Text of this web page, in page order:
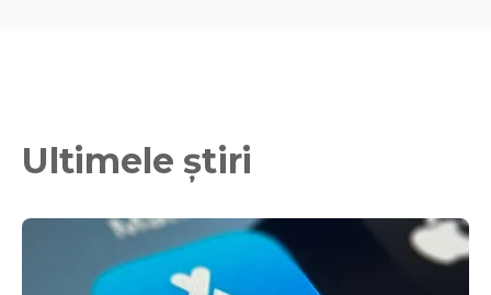
Ultimele știri